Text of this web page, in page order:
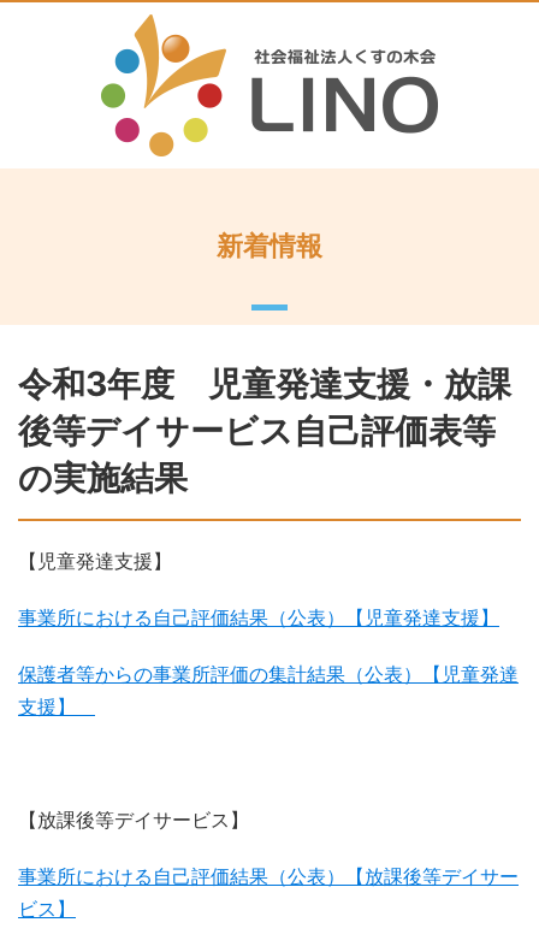
新着情報
令和3年度 児童発達支援・放課
後等デイサービス自己評価表等
の実施結果
【児童発達支援】
事業所における自己評価結果（公表）【児童発達支援】
保護者等からの事業所評価の集計結果（公表）【児童発達
支援】
【放課後等デイサービス】
事業所における自己評価結果（公表）【放課後等デイサー
ビス】